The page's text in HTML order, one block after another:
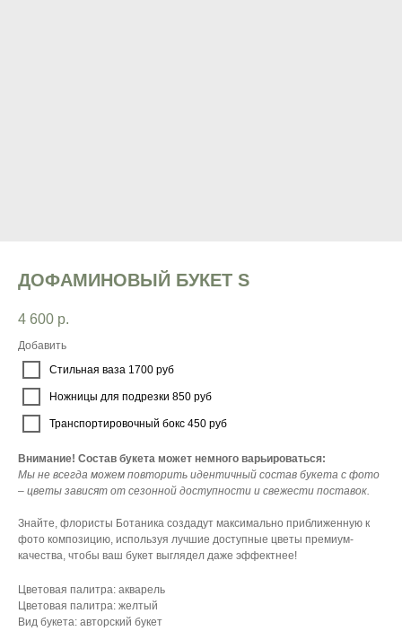
ДОФАМИНОВЫЙ БУКЕТ S
4 600 р.
Добавить
Стильная ваза 1700 руб
Ножницы для подрезки 850 руб
Транспортировочный бокс 450 руб
Внимание! Состав букета может немного варьироваться:
Мы не всегда можем повторить идентичный состав букета с фото
– цветы зависят от сезонной доступности и свежести поставок.
Знайте, флористы Ботаника создадут максимально приближенную к
фото композицию, используя лучшие доступные цветы премиум-
качества, чтобы ваш букет выглядел даже эффектнее!
Цветовая палитра: акварель
Цветовая палитра: желтый
Вид букета: авторский букет